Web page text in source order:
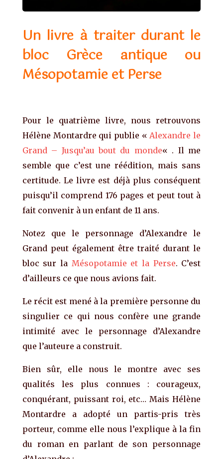
Un livre à traiter durant le
bloc Grèce antique ou
Mésopotamie et Perse
Pour le quatrième livre, nous retrouvons
Hélène Montardre qui publie «Alexandre le
Grand – Jusqu’au bout du monde« . Il me
semble que c’est une réédition, mais sans
certitude. Le livre est déjà plus conséquent
puisqu’il comprend 176 pages et peut tout à
fait convenir à un enfant de 11 ans.
Notez que le personnage d’Alexandre le
Grand peut également être traité durant le
bloc sur la Mésopotamie et la Perse. C’est
d’ailleurs ce que nous avions fait.
Le récit est mené à la première personne du
singulier ce qui nous confère une grande
intimité avec le personnage d’Alexandre
que l’auteure a construit.
Bien sûr, elle nous le montre avec ses
qualités les plus connues : courageux,
conquérant, puissant roi, etc… Mais Hélène
Montardre a adopté un partis-pris très
porteur, comme elle nous l’explique à la fin
du roman en parlant de son personnage